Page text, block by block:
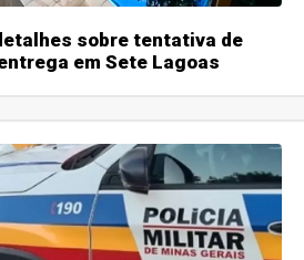
sobre tentativa de
em Sete Lagoas